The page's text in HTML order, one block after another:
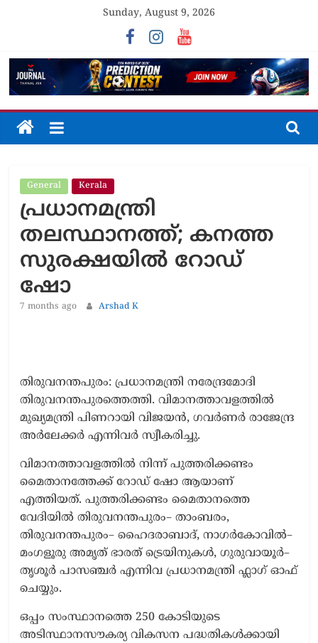
Sunday, August 9, 2026
The
Unfolding
The
Truth
General Kerala
പ്രധാനമന്ത്രി
തലസ്ഥാനത്ത്; കനത്ത
സുരക്ഷയിൽ റോഡ്
ഷോ
7 months ago Arshad K
തിരുവനന്തപുരം: പ്രധാനമന്ത്രി നരേന്ദ്രമോദി
തിരുവനന്തപുരത്തെത്തി. വിമാനത്താവളത്തിൽ
മുഖ്യമന്ത്രി പിണറായി വിജയൻ, ​ഗവർണർ രാജേന്ദ്ര
അർലേക്കർ എന്നിവർ സ്വീകരിച്ചു.
വിമാനത്താവളത്തിൽ നിന്ന് പുത്തരിക്കണ്ടം
മൈതാനത്തേക്ക് റോഡ് ഷോ ആയാണ്
എത്തിയത്. പുത്തരിക്കണ്ടം മൈതാനത്തെ
വേദിയിൽ തിരുവനന്തപുരം– താംബരം,
തിരുവനന്തപുരം– ഹൈദരാബാദ്, നാഗർകോവിൽ–
മംഗളൂരു അമൃത് ഭാരത് ട്രെയിനുകൾ, ഗുരുവായൂർ–
തൃശൂർ പാസഞ്ചർ എന്നിവ പ്രധാനമന്ത്രി ഫ്ലാഗ് ഓഫ്
ചെയ്യും.
ഒപ്പം സംസ്ഥാനത്തെ 250 കോടിയുടെ
അടിസ്ഥാനസൗകര്യ വികസന പദ്ധതികൾക്കായി